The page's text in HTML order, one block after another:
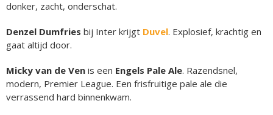
donker, zacht, onderschat.
Denzel Dumfries bij Inter krijgt Duvel. Explosief, krachtig en
gaat altijd door.
Micky van de Ven is een Engels Pale Ale. Razendsnel,
modern, Premier League. Een frisfruitige pale ale die
verrassend hard binnenkwam.